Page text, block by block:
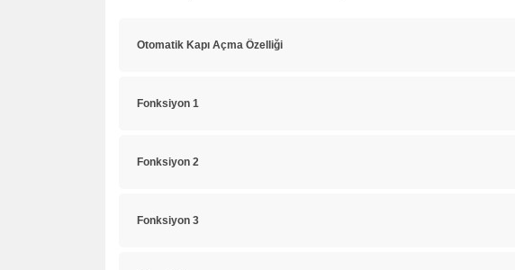
Otomatik Kapı Açma Özelliği
Fonksiyon 1
Fonksiyon 2
Fonksiyon 3